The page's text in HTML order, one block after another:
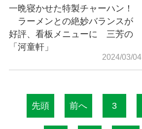
一晩寝かせた特製チャーハン！
ラーメンとの絶妙バランスが
好評、看板メニューに 三芳の
「河童軒」
2024/03/04
先頭 前へ 3